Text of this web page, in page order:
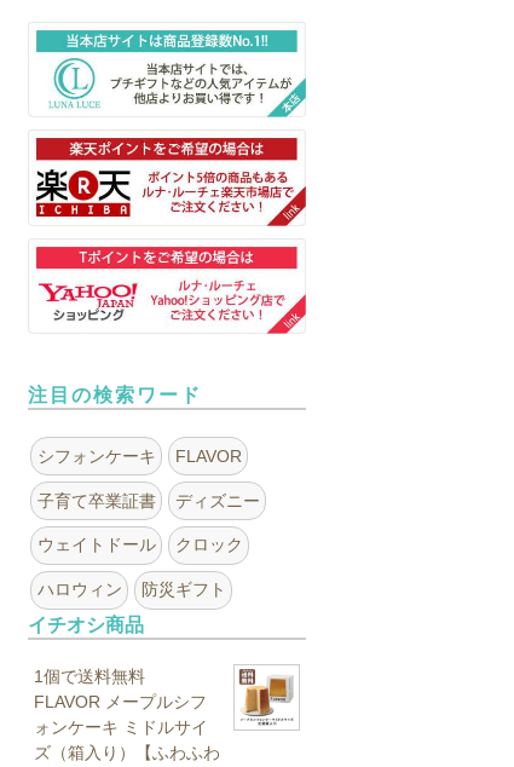
注目の検索ワード
シフォンケーキ FLAVOR
子育て卒業証書 ディズニー
ウェイトドール クロック
ハロウィン 防災ギフト
イチオシ商品
1個で送料無料
FLAVOR メープルシフ
ォンケーキ ミドルサイ
ズ（箱入り）【ふわふわ